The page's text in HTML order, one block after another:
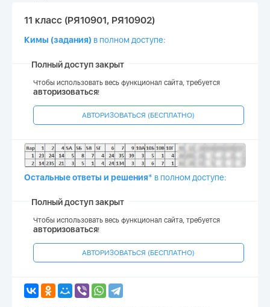
11 класс (РЯ10901, РЯ10902)
Кимы (задания) в полном доступе:
Полный доступ закрыт
Чтобы использовать весь функционал сайта, требуется
авторизоваться!
АВТОРИЗОВАТЬСЯ (БЕСПЛАТНО)
Остальные ответы и решения* в полном доступе:
Полный доступ закрыт
Чтобы использовать весь функционал сайта, требуется
авторизоваться!
АВТОРИЗОВАТЬСЯ (БЕСПЛАТНО)